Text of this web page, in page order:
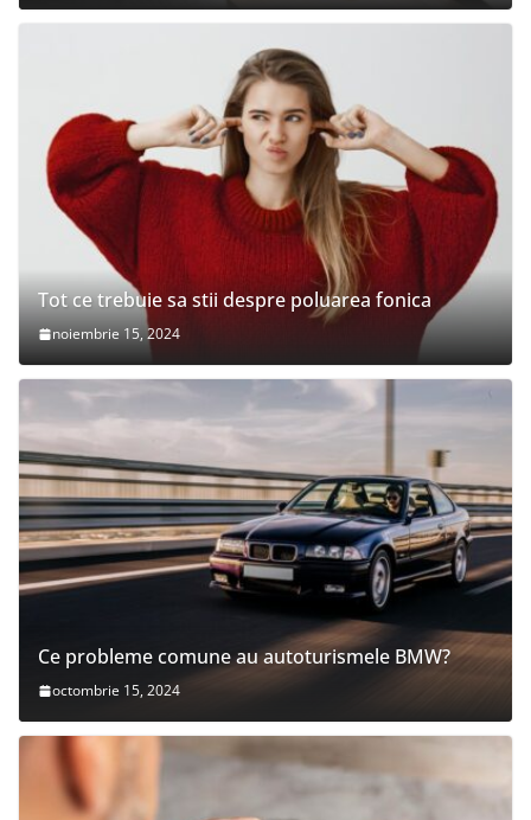
Tot ce trebuie sa stii despre poluarea fonica
noiembrie 15, 2024
Ce probleme comune au autoturismele BMW?
octombrie 15, 2024